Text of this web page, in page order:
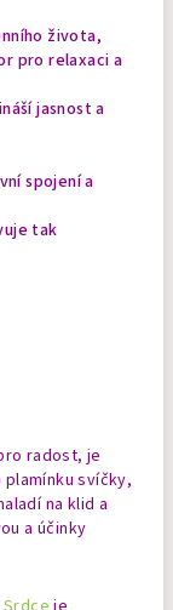
života,
pro relaxaci a
jasnost a
spojení a
tak
radost, je
svíčky,
na klid a
a účinky